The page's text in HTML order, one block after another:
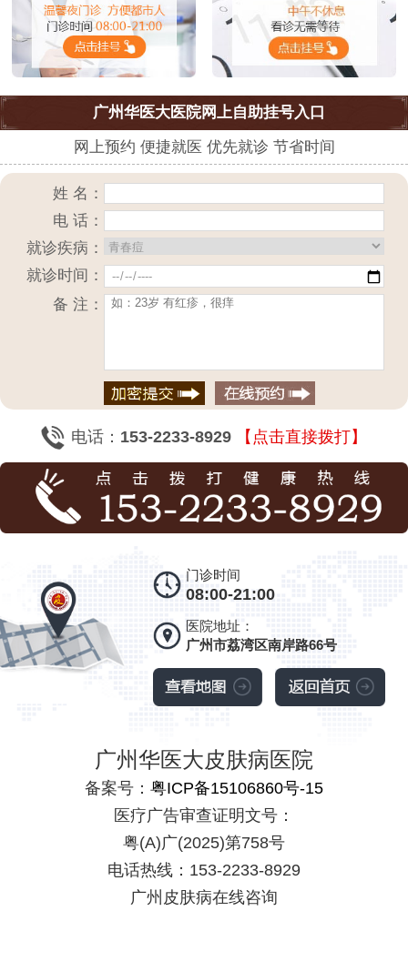
广州华医大医院网上自助挂号入口
网上预约 便捷就医 优先就诊 节省时间
姓 名：
电 话：
就诊疾病：
就诊时间：
备 注：
电话： 153-2233-8929 【点击直接拨打】
门诊时间
08:00-21:00
医院地址：
广州市荔湾区南岸路66号
广州华医大皮肤病医院
备案号： 粤ICP备15106860号-15
医疗广告审查证明文号：
粤(A)广(2025)第758号
电话热线：153-2233-8929
广州皮肤病在线咨询